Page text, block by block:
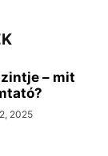
– mit
2025